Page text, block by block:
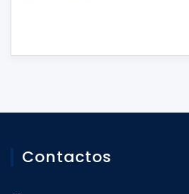
Contactos